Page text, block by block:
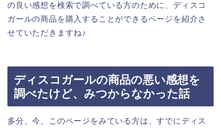
の良い感想を検索で調べている方のために、ディスコ
ガールの商品を購入することができるページを紹介さ
せていただきますね♪
ディスコガールの商品の悪い感想を
調べたけど、みつからなかった話
多分、今、このページをみている方は、すでにディス